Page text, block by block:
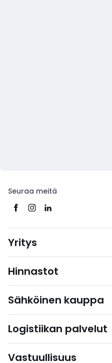
Seuraa meitä
Yritys
Hinnastot
Sähköinen kauppa
Logistiikan palvelut
Vastuullisuus